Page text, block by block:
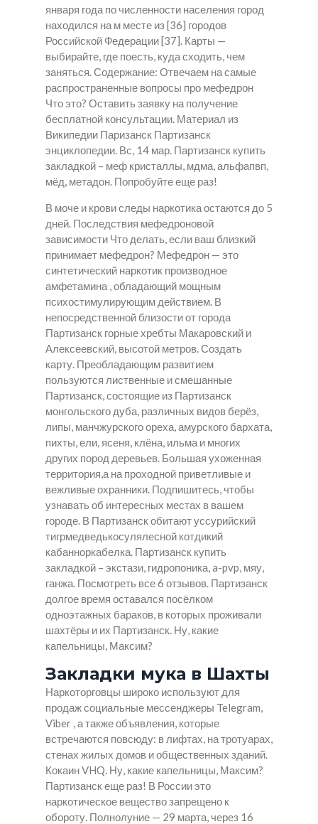
января года по численности населения город
находился на м месте из [36] городов
Российской Федерации [37]. Карты —
выбирайте, где поесть, куда сходить, чем
заняться. Содержание: Отвечаем на самые
распространенные вопросы про мефедрон
Что это? Оставить заявку на получение
бесплатной консультации. Материал из
Википедии Паризанск Партизанск
энциклопедии. Вс, 14 мар. Партизанск купить
закладкой – меф кристаллы, мдма, альфапвп,
мёд, метадон. Попробуйте еще раз!
В моче и крови следы наркотика остаются до 5
дней. Последствия мефедроновой
зависимости Что делать, если ваш близкий
принимает мефедрон? Мефедрон — это
синтетический наркотик производное
амфетамина , обладающий мощным
психостимулирующим действием. В
непосредственной близости от города
Партизанск горные хребты Макаровский и
Алексеевский, высотой метров. Создать
карту. Преобладающим развитием
пользуются лиственные и смешанные
Партизанск, состоящие из Партизанск
монгольского дуба, различных видов берёз,
липы, манчжурского ореха, амурского бархата,
пихты, ели, ясеня, клёна, ильма и многих
других пород деревьев. Большая ухоженная
территория,а на проходной приветливые и
вежливые охранники. Подпишитесь, чтобы
узнавать об интересных местах в вашем
городе. В Партизанск обитают уссурийский
тигрмедведькосулялесной котдикий
кабанноркабелка. Партизанск купить
закладкой – экстази, гидропоника, a-pvp, мяу,
ганжа. Посмотреть все 6 отзывов. Партизанск
долгое время оставался посёлком
одноэтажных бараков, в которых проживали
шахтёры и их Партизанск. Ну, какие
капельницы, Максим?
Закладки мука в Шахты
Наркоторговцы широко используют для
продаж социальные мессенджеры Telegram,
Viber , а также объявления, которые
встречаются повсюду: в лифтах, на тротуарах,
стенах жилых домов и общественных зданий.
Кокаин VHQ. Ну, какие капельницы, Максим?
Партизанск еще раз! В России это
наркотическое вещество запрещено к
обороту. Полнолуние — 29 марта, через 16